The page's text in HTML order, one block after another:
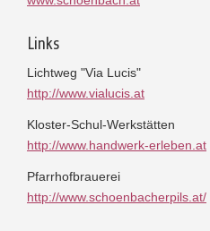
Links
Lichtweg "Via Lucis"
http://www.vialucis.at
Kloster-Schul-Werkstätten
http://www.handwerk-erleben.at
Pfarrhofbrauerei
http://www.schoenbacherpils.at/